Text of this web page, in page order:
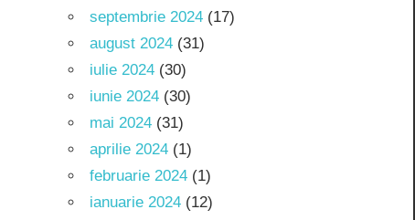
septembrie 2024(17)
august 2024(31)
iulie 2024(30)
iunie 2024(30)
mai 2024(31)
aprilie 2024(1)
februarie 2024(1)
ianuarie 2024(12)